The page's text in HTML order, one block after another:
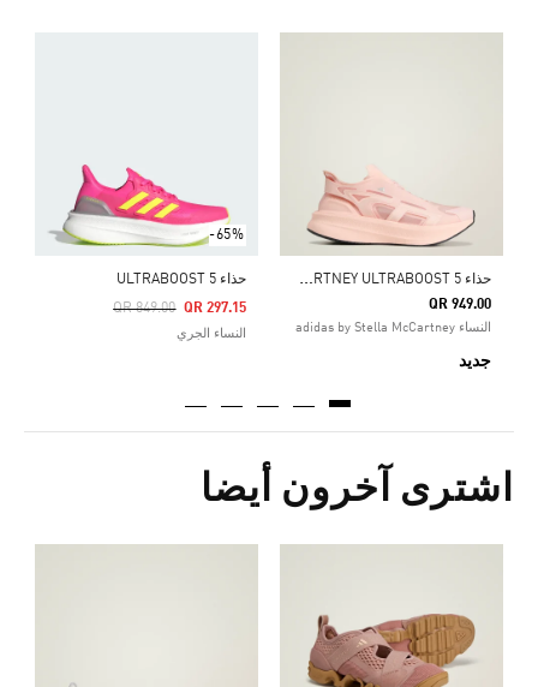
ح
ذاء ADIDAS BY STELLA MCCARTNEY ULTRABOOST 5
QR 949.00
النساء adidas by Stella McCartney
جديد
-65%
حذاء ULTRABOOST 5
Price Reduced From
QR 849.00
To QR 297.15
النساء الجري
اشترى آخرون أيضا